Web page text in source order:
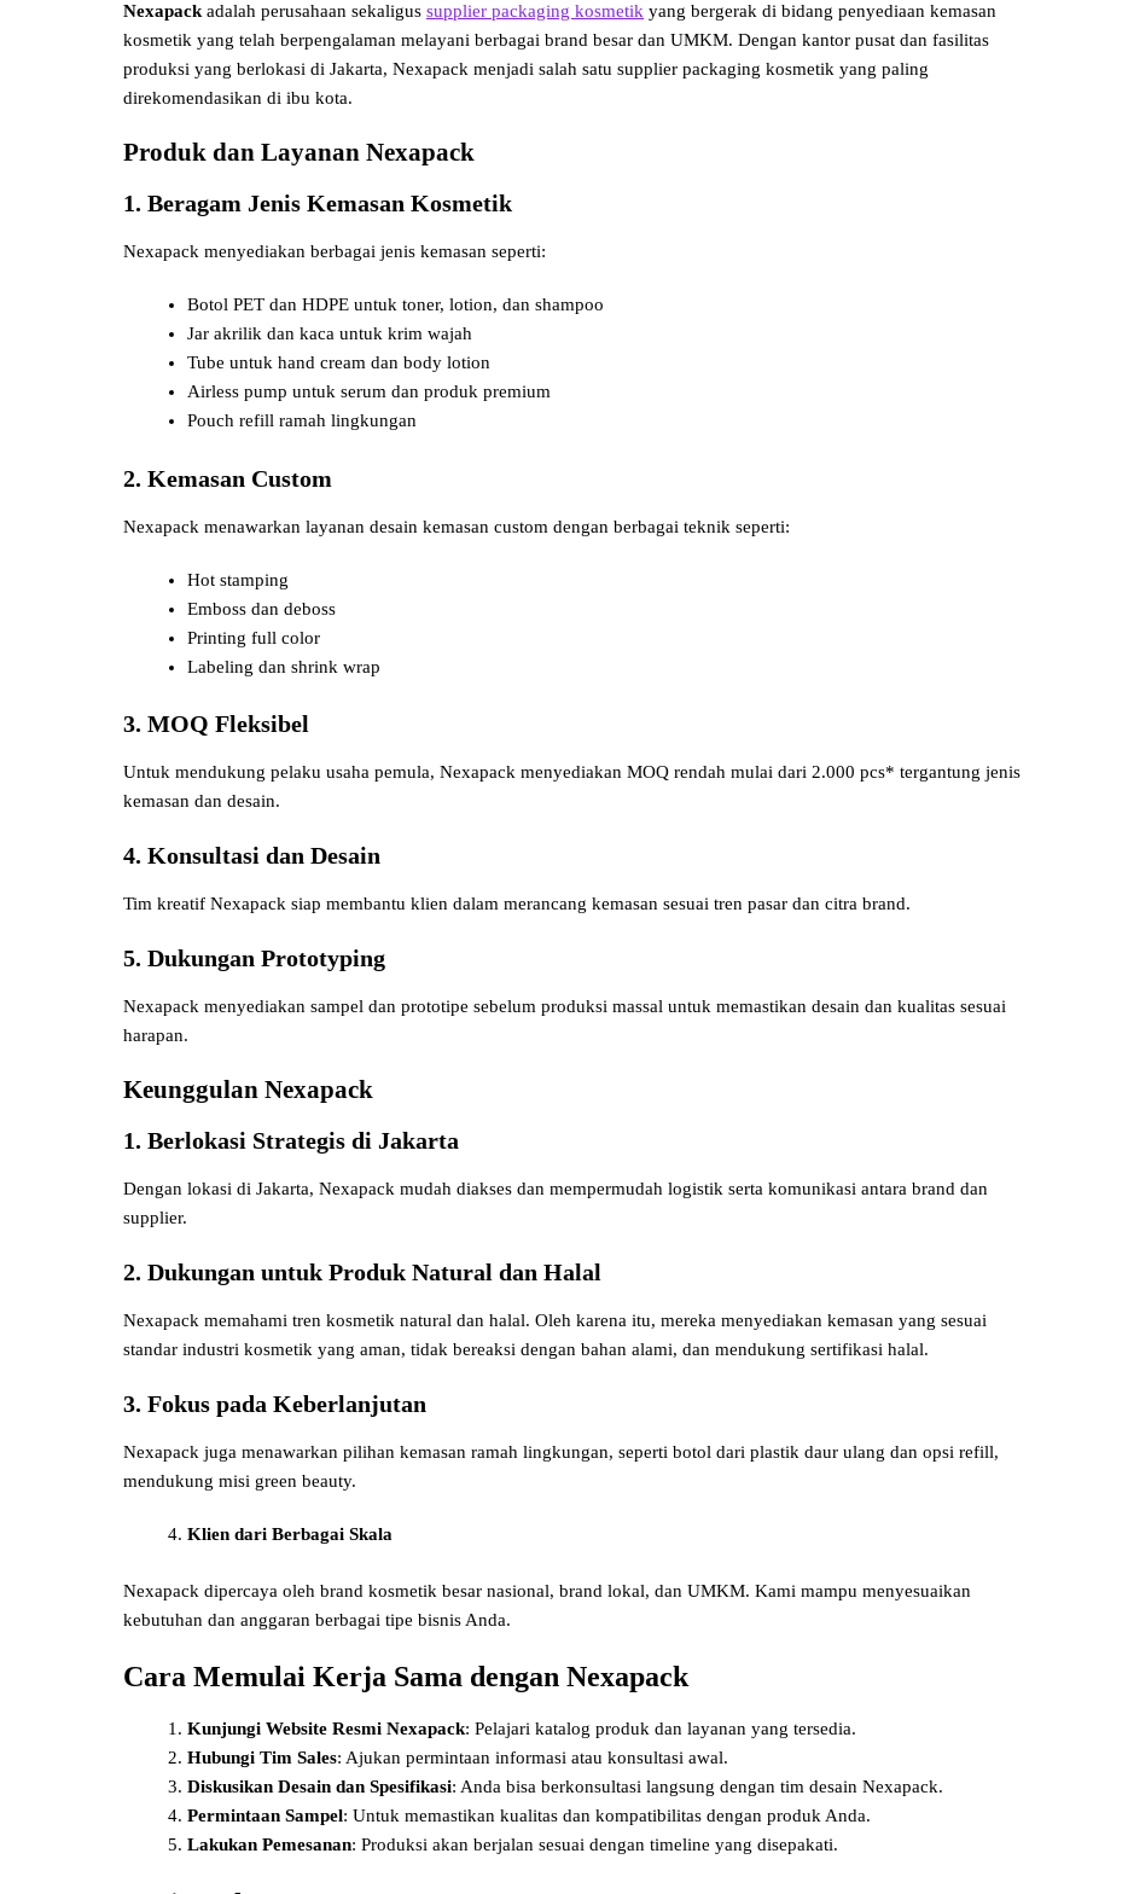
Nexapack adalah perusahaan sekaligus supplier packaging kosmetik yang bergerak di bidang penyediaan kemasan
kosmetik yang telah berpengalaman melayani berbagai brand besar dan UMKM. Dengan kantor pusat dan fasilitas
produksi yang berlokasi di Jakarta, Nexapack menjadi salah satu supplier packaging kosmetik yang paling
direkomendasikan di ibu kota.
Produk dan Layanan Nexapack
1. Beragam Jenis Kemasan Kosmetik
Nexapack menyediakan berbagai jenis kemasan seperti:
Botol PET dan HDPE untuk toner, lotion, dan shampoo
Jar akrilik dan kaca untuk krim wajah
Tube untuk hand cream dan body lotion
Airless pump untuk serum dan produk premium
Pouch refill ramah lingkungan
2. Kemasan Custom
Nexapack menawarkan layanan desain kemasan custom dengan berbagai teknik seperti:
Hot stamping
Emboss dan deboss
Printing full color
Labeling dan shrink wrap
3. MOQ Fleksibel
Untuk mendukung pelaku usaha pemula, Nexapack menyediakan MOQ rendah mulai dari 2.000 pcs* tergantung jenis
kemasan dan desain.
4. Konsultasi dan Desain
Tim kreatif Nexapack siap membantu klien dalam merancang kemasan sesuai tren pasar dan citra brand.
5. Dukungan Prototyping
Nexapack menyediakan sampel dan prototipe sebelum produksi massal untuk memastikan desain dan kualitas sesuai
harapan.
Keunggulan Nexapack
1. Berlokasi Strategis di Jakarta
Dengan lokasi di Jakarta, Nexapack mudah diakses dan mempermudah logistik serta komunikasi antara brand dan
supplier.
2. Dukungan untuk Produk Natural dan Halal
Nexapack memahami tren kosmetik natural dan halal. Oleh karena itu, mereka menyediakan kemasan yang sesuai
standar industri kosmetik yang aman, tidak bereaksi dengan bahan alami, dan mendukung sertifikasi halal.
3. Fokus pada Keberlanjutan
Nexapack juga menawarkan pilihan kemasan ramah lingkungan, seperti botol dari plastik daur ulang dan opsi refill,
mendukung misi green beauty.
Klien dari Berbagai Skala
Nexapack dipercaya oleh brand kosmetik besar nasional, brand lokal, dan UMKM. Kami mampu menyesuaikan
kebutuhan dan anggaran berbagai tipe bisnis Anda.
Cara Memulai Kerja Sama dengan Nexapack
Kunjungi Website Resmi Nexapack: Pelajari katalog produk dan layanan yang tersedia.
Hubungi Tim Sales: Ajukan permintaan informasi atau konsultasi awal.
Diskusikan Desain dan Spesifikasi: Anda bisa berkonsultasi langsung dengan tim desain Nexapack.
Permintaan Sampel: Untuk memastikan kualitas dan kompatibilitas dengan produk Anda.
Lakukan Pemesanan: Produksi akan berjalan sesuai dengan timeline yang disepakati.